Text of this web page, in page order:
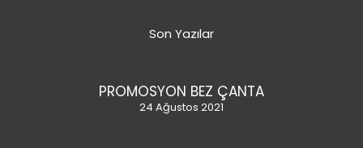
Son Yazılar
PROMOSYON BEZ ÇANTA
24 Ağustos 2021